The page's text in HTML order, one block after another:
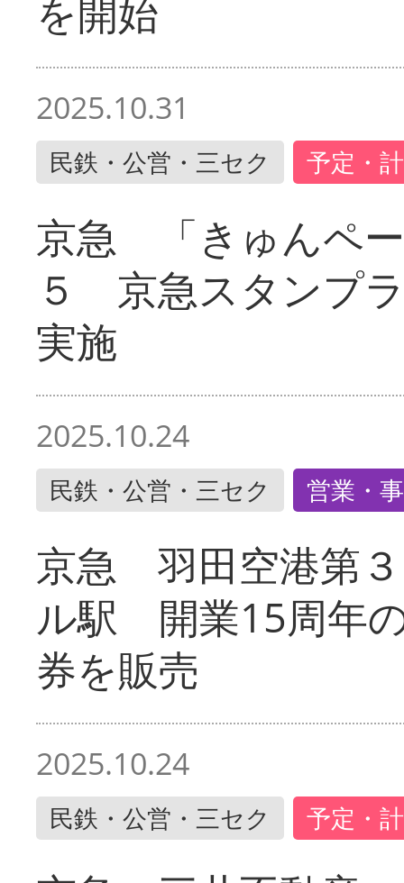
を開始
2025.10.31
民鉄・公営・三セク 予定・
京急 「きゅんペ
５ 京急スタンプ
実施
2025.10.24
民鉄・公営・三セク 営業・
京急 羽田空港第
ル駅 開業15周年
券を販売
2025.10.24
民鉄・公営・三セク 予定・